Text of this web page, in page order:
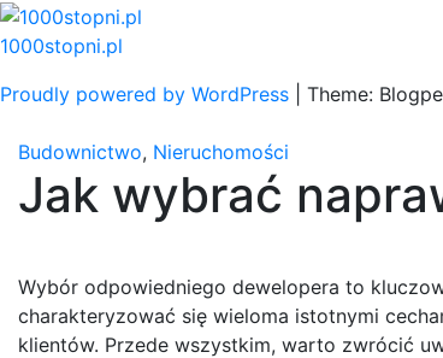
Skip
to
1000stopni.pl
Proudly powered by WordPress
Theme:
Budownictwo, Nieruchomości
Jak wybrać
Wybór odpowiedniego dewelopera to
charakteryzować się wieloma istotnymi
klientów. Przede wszystkim, warto zwrócić